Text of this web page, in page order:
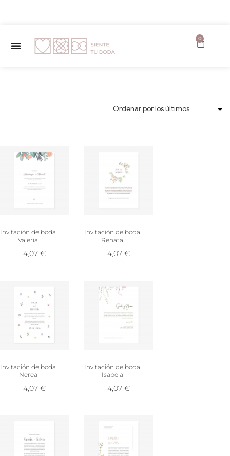
0
Invitación de boda
Valeria
4,07 €
Invitación de boda
Renata
4,07 €
Invitación de boda
Nerea
4,07 €
Invitación de boda
Isabela
4,07 €